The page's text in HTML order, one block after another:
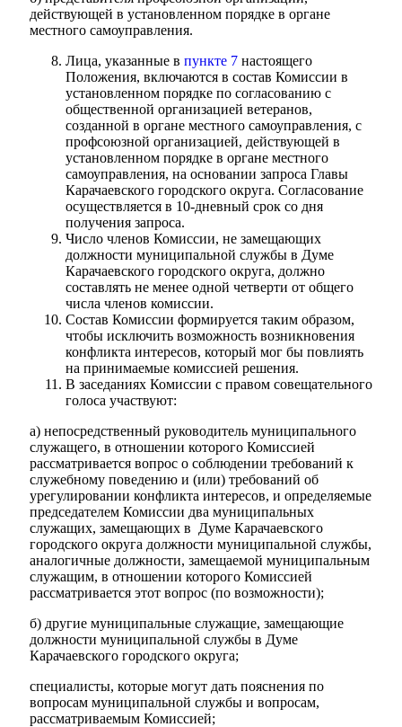
действующей в установленном порядке в органе
местного самоуправления.
Лица, указанные в пункте 7 настоящего
Положения, включаются в состав Комиссии в
установленном порядке по согласованию с
общественной организацией ветеранов,
созданной в органе местного самоуправления, с
профсоюзной организацией, действующей в
установленном порядке в органе местного
самоуправления, на основании запроса Главы
Карачаевского городского округа. Согласование
осуществляется в 10-дневный срок со дня
получения запроса.
Число членов Комиссии, не замещающих
должности муниципальной службы в Думе
Карачаевского городского округа, должно
составлять не менее одной четверти от общего
числа членов комиссии.
Состав Комиссии формируется таким образом,
чтобы исключить возможность возникновения
конфликта интересов, который мог бы повлиять
на принимаемые комиссией решения.
В заседаниях Комиссии с правом совещательного
голоса участвуют:
а) непосредственный руководитель муниципального
служащего, в отношении которого Комиссией
рассматривается вопрос о соблюдении требований к
служебному поведению и (или) требований об
урегулировании конфликта интересов, и определяемые
председателем Комиссии два муниципальных
служащих, замещающих в Думе Карачаевского
городского округа должности муниципальной службы,
аналогичные должности, замещаемой муниципальным
служащим, в отношении которого Комиссией
рассматривается этот вопрос (по возможности);
б) другие муниципальные служащие, замещающие
должности муниципальной службы в Думе
Карачаевского городского округа;
специалисты, которые могут дать пояснения по
вопросам муниципальной службы и вопросам,
рассматриваемым Комиссией;
Дума